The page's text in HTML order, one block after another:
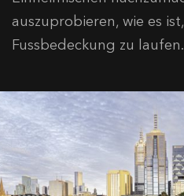
auszuprobieren, wie es
Fussbedeckung zu laufen.